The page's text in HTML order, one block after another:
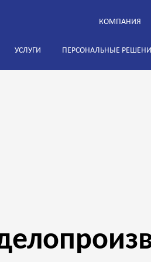
КОМПАНИЯ
УСЛУГИ ПЕРСОНАЛЬНЫЕ